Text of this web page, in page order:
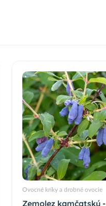
Ovocné kríky a drobné ovocie
Zemolez kamčatský -